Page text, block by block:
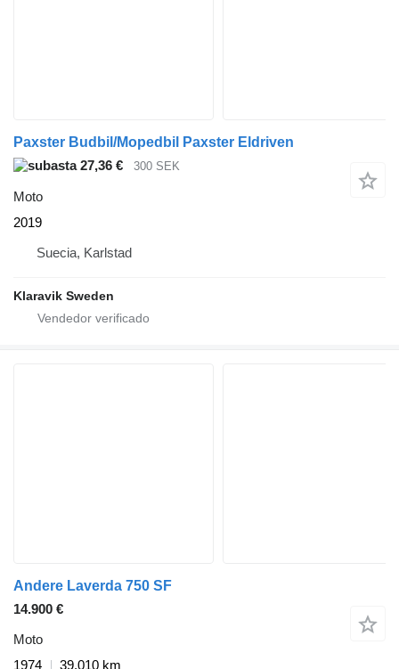
Paxster Budbil/Mopedbil Paxster Eldriven
27,36 €
300 SEK
Moto
2019
Suecia, Karlstad
Klaravik Sweden
Andere Laverda 750 SF
14.900 €
Moto
1974
39.010 km